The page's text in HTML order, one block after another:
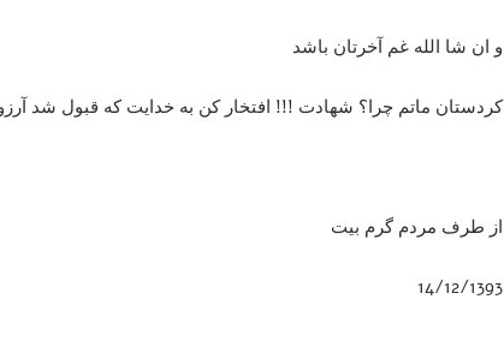
و ان شا الله غم آخرتان باشد
کردستان ماتم چرا؟ شهادت !!! افتخار کن به خدایت که قبول شد
از طرف مردم گرم بیت
14/12/1393